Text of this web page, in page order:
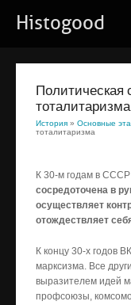
Histogood
Политическая
тоталитаризма
История » Основные
тоталитаризма
К 30-м годам в СССР
сосредоточена в
осуществляет
отождествляет
К концу 30-х годов
марксизма. Все
выразителем идей
профсоюзы,